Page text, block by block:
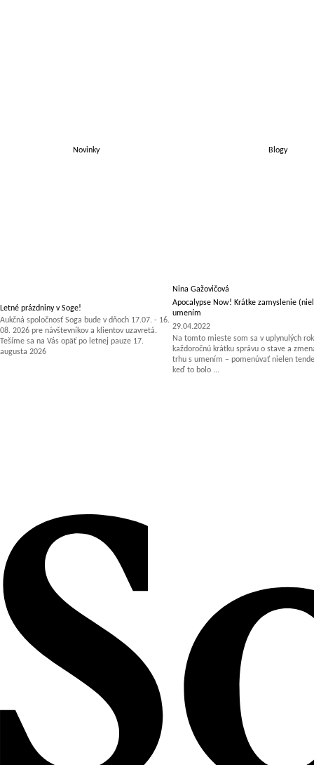
Novinky Blogy
Letné prázdniny v Soge!
Aukčná spoločnosť Soga bude v dňoch 17.07. - 16.
08. 2026 pre návštevníkov a klientov uzavretá.
Tešíme sa na Vás opäť po letnej pauze 17.
augusta 2026
Nina Gažovičová
Apocalypse Now! Krátke zamyslenie
umením
29.04.2022
Na tomto mieste som sa v uplynulých
každoročnú krátku správu o stave a
trhu s umením – pomenúvať nielen
keď to bolo ...